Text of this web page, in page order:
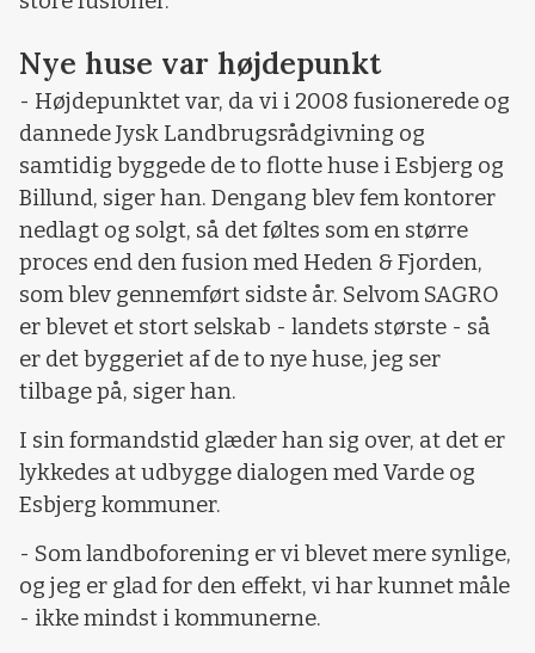
Nye huse var højdepunkt
- Højdepunktet var, da vi i 2008 fusionerede og
dannede Jysk Landbrugsrådgivning og
samtidig byggede de to flotte huse i Esbjerg og
Billund, siger han. Dengang blev fem kontorer
nedlagt og solgt, så det føltes som en større
proces end den fusion med Heden & Fjorden,
som blev gennemført sidste år. Selvom SAGRO
er blevet et stort selskab - landets største - så
er det byggeriet af de to nye huse, jeg ser
tilbage på, siger han.
I sin formandstid glæder han sig over, at det er
lykkedes at udbygge dialogen med Varde og
Esbjerg kommuner.
- Som landboforening er vi blevet mere synlige,
og jeg er glad for den effekt, vi har kunnet måle
- ikke mindst i kommunerne.